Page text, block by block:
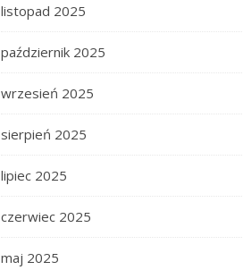
listopad 2025
październik 2025
wrzesień 2025
sierpień 2025
lipiec 2025
czerwiec 2025
maj 2025